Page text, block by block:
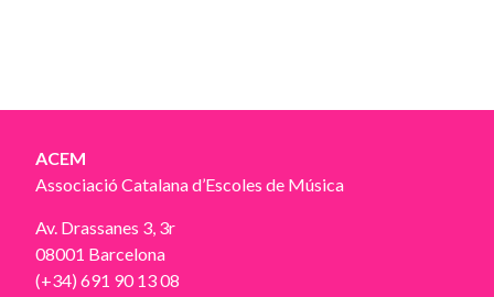
ACEM
Associació Catalana d’Escoles de Música
Av. Drassanes 3, 3r
08001 Barcelona
(+34) 691 90 13 08